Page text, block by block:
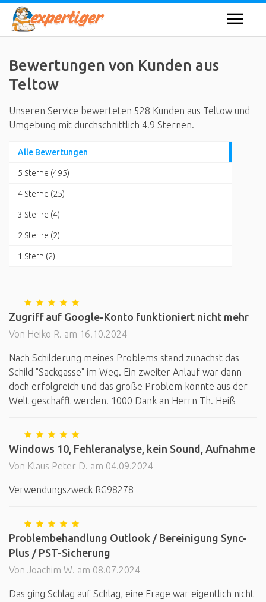
Bewertungen von Kunden aus
Teltow
Unseren Service bewerteten 528 Kunden aus Teltow und
Umgebung mit durchschnittlich 4.9 Sternen.
Alle Bewertungen
5 Sterne (495)
4 Sterne (25)
3 Sterne (4)
2 Sterne (2)
1 Stern (2)
Zugriff auf Google-Konto funktioniert nicht mehr
Von Heiko R. am 16.10.2024
Nach Schilderung meines Problems stand zunächst das
Schild "Sackgasse" im Weg. Ein zweiter Anlauf war dann
doch erfolgreich und das große Problem konnte aus der
Welt geschafft werden. 1000 Dank an Herrn Th. Heiß
Windows 10, Fehleranalyse, kein Sound, Aufnahme
Von Klaus Peter D. am 04.09.2024
Verwendungszweck RG98278
Problembehandlung Outlook / Bereinigung Sync-
Plus / PST-Sicherung
Von Joachim W. am 08.07.2024
Das ging Schlag auf Schlag, eine Frage war eigentlich nicht